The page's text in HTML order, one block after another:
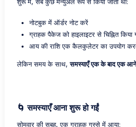
शुरू में, सब कुछ मैन्युअल रूप से किया जाता था:
नोटबुक में ऑर्डर नोट करें
ग्राहक पैकेज को हाइलाइटर से चिह्नित किया
आय की राशि एक कैलकुलेटर का उपयोग
लेकिन समय के साथ,समस्याएँ एक के बाद एक
🌀 समस्याएँ आना शुरू हो गईं
सोमवार की सुबह, एक ग्राहक गुस्से में आया: